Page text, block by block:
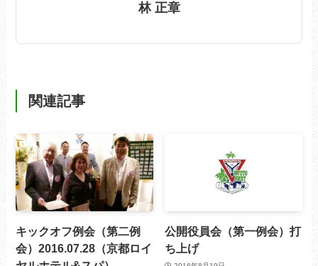
林 正章
関連記事
キックオフ例会（第二例
会）2016.07.28（京都ロイ
公開役員会（第一例会）打
ち上げ